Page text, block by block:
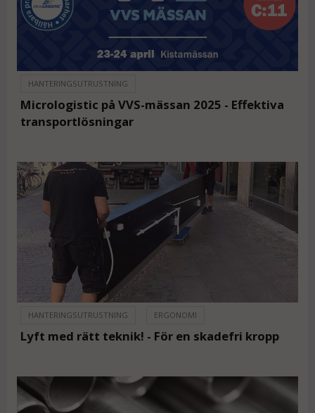
HANTERINGSUTRUSTNING
Micrologistic på VVS-mässan 2025 - Effektiva
transportlösningar
HANTERINGSUTRUSTNING ERGONOMI
Lyft med rätt teknik! - För en skadefri kropp